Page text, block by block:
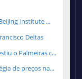
Institute ...
Deltas
o Palmeiras c...
de preços na...